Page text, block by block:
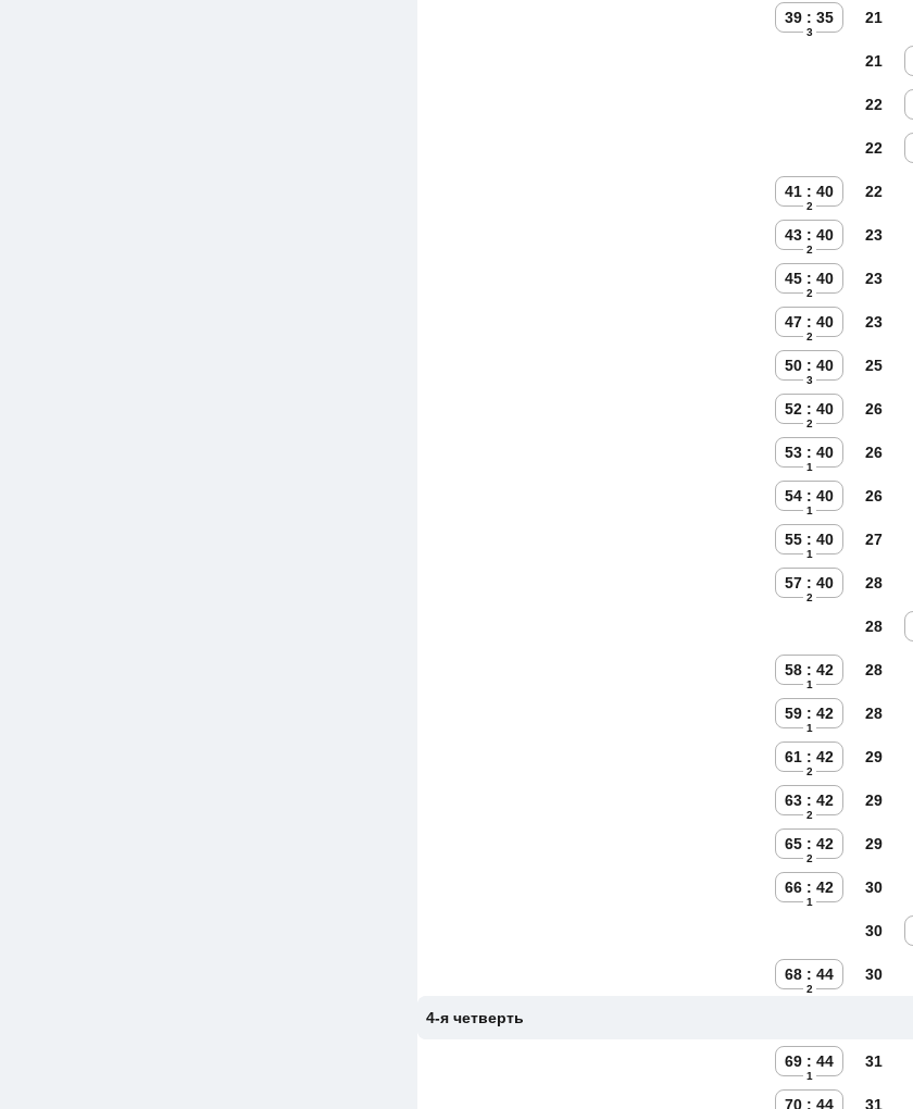
39 : 35
3
21
21
22
22
41 : 40
2
22
43 : 40
2
23
45 : 40
2
23
47 : 40
2
23
50 : 40
3
25
52 : 40
2
26
53 : 40
1
26
54 : 40
1
26
55 : 40
1
27
57 : 40
2
28
28
58 : 42
1
28
59 : 42
1
28
61 : 42
2
29
63 : 42
2
29
65 : 42
2
29
66 : 42
1
30
30
68 : 44
2
30
4-я четверть
69 : 44
1
31
70 : 44 31